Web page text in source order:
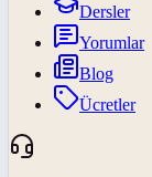
Dersler
Yorumlar
Blog
Ücretler